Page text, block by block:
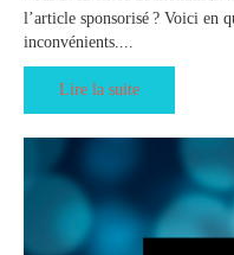
l’article sponsorisé ? Voici en
inconvénients....
Lire la suite